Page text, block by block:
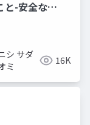
と-安全な
シ サダ
ミ
16K